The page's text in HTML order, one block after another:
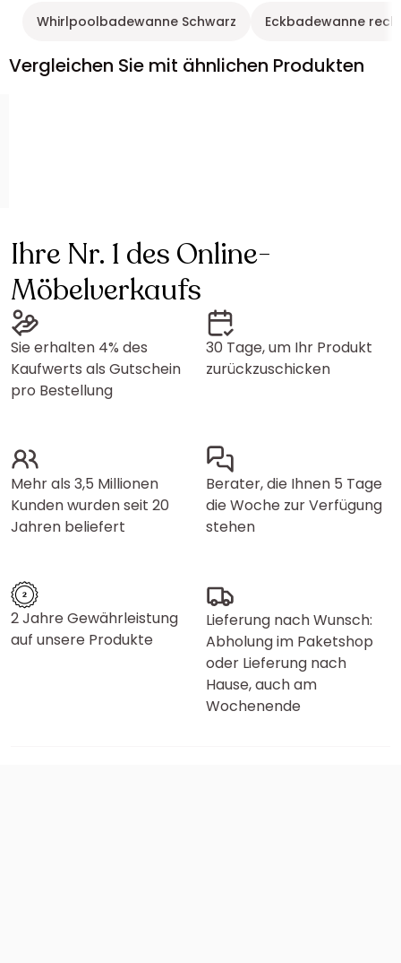
Whirlpoolbadewanne Schwarz Eckbadewanne
Vergleichen Sie mit ähnlichen Produkten
Ihre Nr. 1 des Online-
Möbelverkaufs
Sie erhalten 4% des
Kaufwerts als Gutschein
pro Bestellung
30 Tage, um Ihr Produkt
zurückzuschicken
Mehr als 3,5 Millionen
Kunden wurden seit 20
Jahren beliefert
Berater, die Ihnen 5 Tage
die Woche zur Verfügung
stehen
2 Jahre Gewährleistung
auf unsere Produkte
Lieferung nach Wunsch:
Abholung im Paketshop
oder Lieferung nach
Hause, auch am
Wochenende